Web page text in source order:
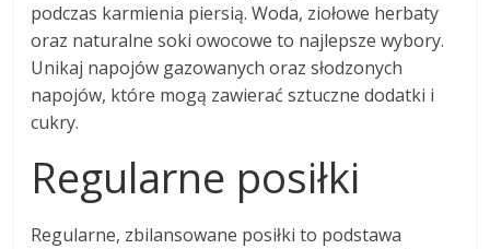
podczas karmienia piersią. Woda, ziołowe herbaty
oraz naturalne soki owocowe to najlepsze wybory.
Unikaj napojów gazowanych oraz słodzonych
napojów, które mogą zawierać sztuczne dodatki i
cukry.
Regularne posiłki
Regularne, zbilansowane posiłki to podstawa